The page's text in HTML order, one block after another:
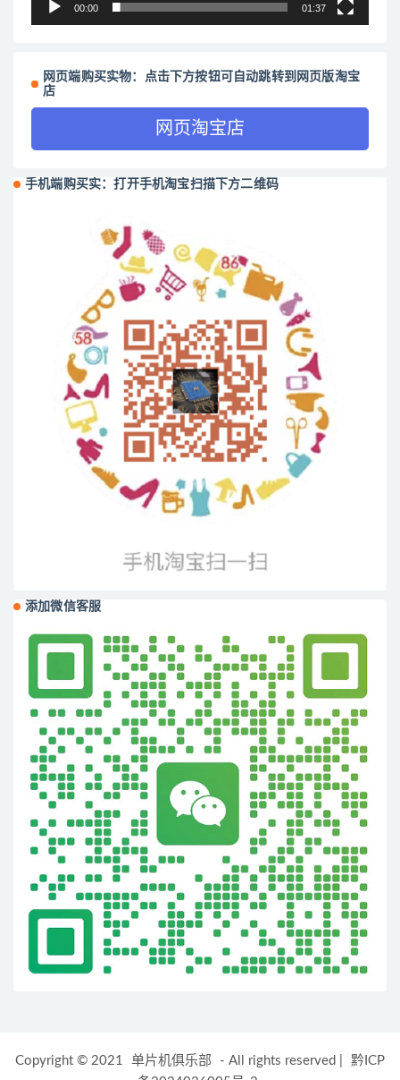
00:00 01:37
网页端购买实物：点击下方按钮可自动跳转到网页版淘宝
店
网页淘宝店
手机端购买实：打开手机淘宝扫描下方二维码
添加微信客服
Copyright © 2021 单片机俱乐部 - All rights reserved
黔ICP